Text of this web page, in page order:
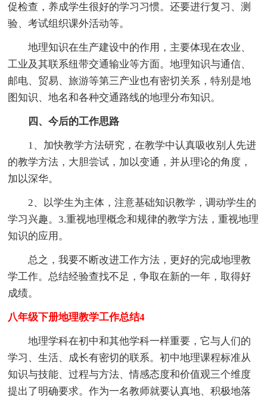
促检查，养成学生很好的学习习惯。还要进行复习、测
验、考试组织课外活动等。
地理知识在生产建设中的作用，主要体现在农业、
工业及其联系纽带交通输业等方面。地理知识与通信、
邮电、贸易、旅游等第三产业也有密切关系，特别是地
图知识、地名和各种交通路线的地理分布知识。
四、今后的工作思路
1、加快教学方法研究，在教学中认真吸收别人先进
的教学方法，大胆尝试，加以变通，并从理论的角度，
加以深华。
2、以学生为主体，注意基础知识教学，调动学生的
学习兴趣。3.重视地理概念和规律的教学方法，重视地理
知识的应用。
总之，我要不断改进工作方法，更好的完成地理教
学工作。总结经验查找不足，争取在新的一年，取得好
成绩。
八年级下册地理教学工作总结4
地理学科在初中和其他学科一样重要，它与人们的
学习、生活、成长有密切的联系。初中地理课程标准从
知识与技能、过程与方法、情感态度和价值观三个维度
提出了明确要求。作为一名教师就要认真地、积极地落